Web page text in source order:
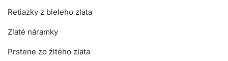
Retiazky z bieleho zlata
Zlaté náramky
Prstene zo žltého zlata